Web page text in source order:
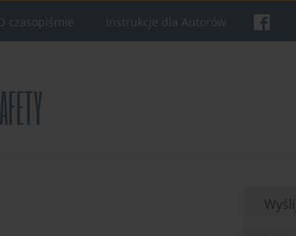
czasopiśmie Instrukcje dla Autorów